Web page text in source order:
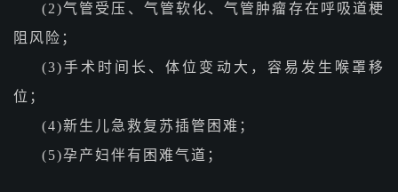
(2)气管受压、气管软化、气管肿瘤存在呼吸道梗
阻风险；
(3)手术时间长、体位变动大，容易发生喉罩移
位；
(4)新生儿急救复苏插管困难；
(5)孕产妇伴有困难气道；